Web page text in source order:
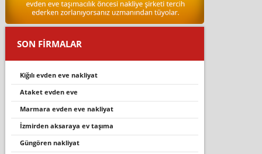
SON FİRMALAR
kiğılı evden eve nakliyat
ataket evden eve
marmara evden eve nakliyat
izmirden aksaraya ev taşıma
güngören nakliyat